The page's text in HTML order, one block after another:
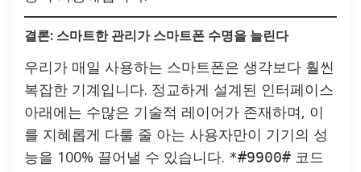
결론: 스마트한 관리가 스마트폰 수명을 늘린다
우리가 매일 사용하는 스마트폰은 생각보다 훨씬
복잡한 기계입니다. 정교하게 설계된 인터페이스
아래에는 수많은 기술적 레이어가 존재하며, 이
를 지혜롭게 다룰 줄 아는 사용자만이 기기의 성
능을 100% 끌어낼 수 있습니다. *#9900# 코드